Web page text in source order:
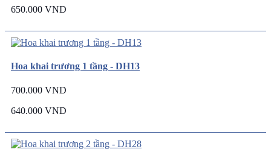
650.000 VND
Hoa khai trương 1 tầng - DH13
700.000 VND
640.000 VND